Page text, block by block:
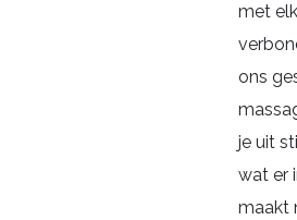
met
ons
je uit
wat er
maakt